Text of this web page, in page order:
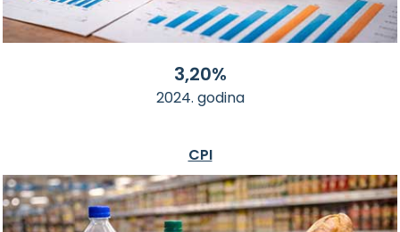
3,20%
2024. godina
CPI